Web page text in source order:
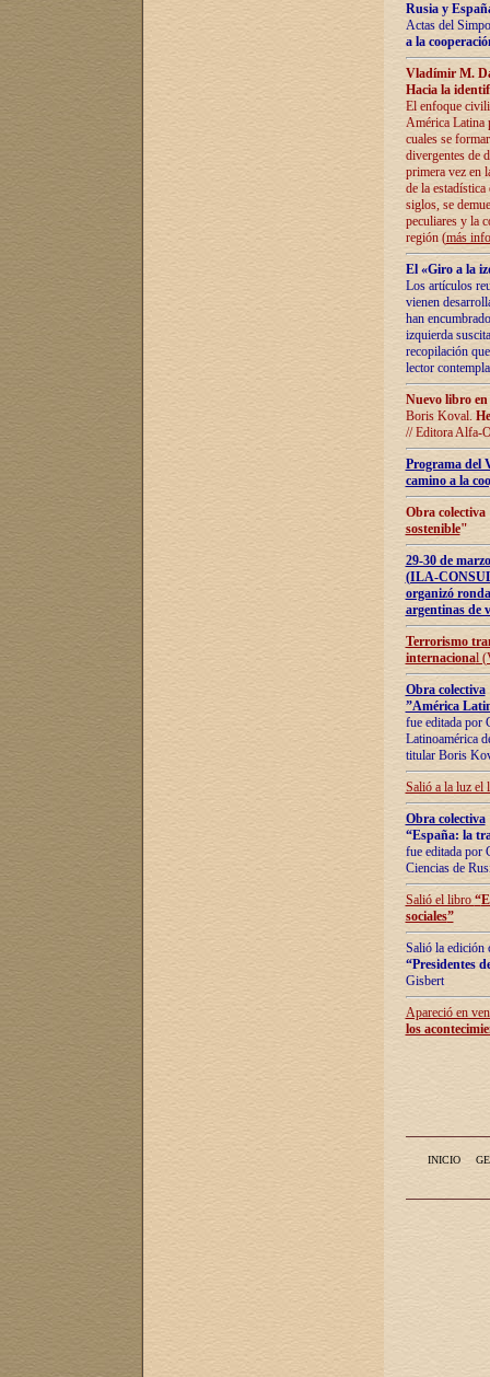
Rusia y
Actas del
a la
Vladímir M.
Hacia la
El enfoque
América Latina
cuales se
divergentes de
primera vez en
de la
siglos, se
peculiares y la
región (más
El «Giro a la
Los artículos
vienen
han
izquierda
recopilación
lector
Nuevo libro
Boris Koval.
// Editora Alfa-
Programa del
camino a la
Obra
sostenible"
29-30 de
(ILA-
organizó
argentinas de
Terrorismo
internacional
Obra colectiva
”América
fue editada por
Latinoamérica
titular Boris
Salió a la luz el
Obra colectiva
“España: la
fue editada por
Ciencias de
Salió el libro “
sociales”
Salió la edición
“Presidentes
Gisbert
Apareció en
los
INICIO